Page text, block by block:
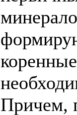
Причем,